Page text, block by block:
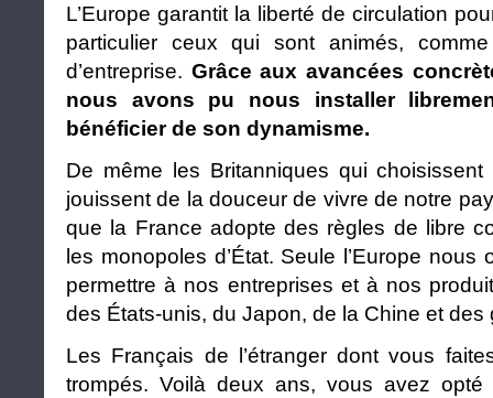
L’Europe garantit la liberté de circulation
particulier ceux qui sont animés,
d’entreprise. Grâce aux avancées
nous avons pu nous installer
bénéficier de son dynamisme.
De même les Britanniques qui choisissent
jouissent de la douceur de vivre de notre
que la France adopte des règles de libre
les monopoles d’État. Seule l’Europe nous
permettre à nos entreprises et à nos
des États-unis, du Japon, de la Chine et
Les Français de l’étranger dont vous
trompés. Voilà deux ans, vous avez